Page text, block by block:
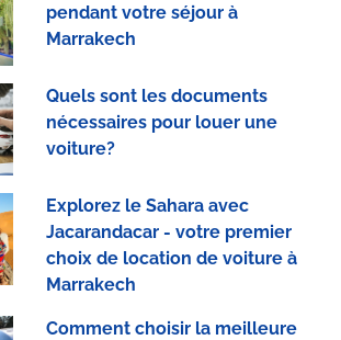
pendant votre séjour à
Marrakech
Quels sont les documents
nécessaires pour louer une
voiture?
Explorez le Sahara avec
Jacarandacar - votre premier
choix de location de voiture à
Marrakech
Comment choisir la meilleure